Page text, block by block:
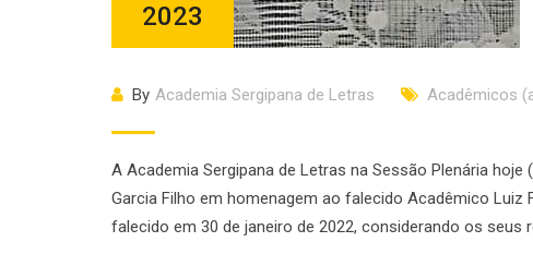
2023
By Academia Sergipana de Letras Acadêmicos
A Academia Sergipana de Letras na Sessão Plenária
Garcia Filho em homenagem ao falecido Acadêmico Luiz
falecido em 30 de janeiro de 2022, considerando os